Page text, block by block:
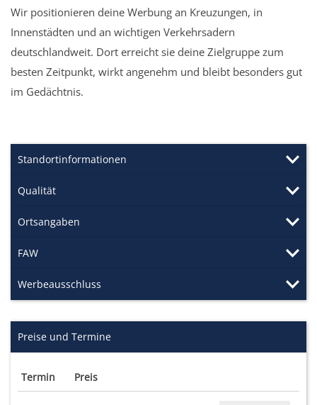
Wir positionieren deine Werbung an Kreuzungen, in
Innenstädten und an wichtigen Verkehrsadern
deutschlandweit. Dort erreicht sie deine Zielgruppe zum
besten Zeitpunkt, wirkt angenehm und bleibt besonders gut
im Gedächtnis.
Standortinformationen
Qualität
Ortsangaben
FAW
Werbeausschluss
Preise und Termine
Termin Preis